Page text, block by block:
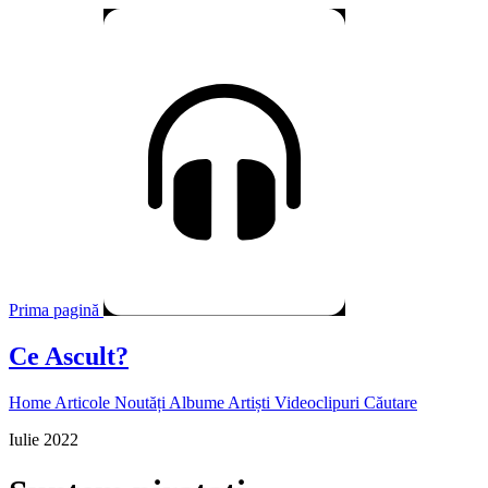
Prima pagină
Ce Ascult?
Home Articole Noutăți Albume Artiști Videoclipuri Căutare
Iulie 2022